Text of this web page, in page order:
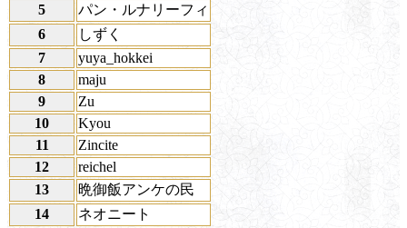
5
パン・ルナリーフィ
6
しずく
7
yuya_hokkei
8
maju
9
Zu
10
Kyou
11
Zincite
12
reichel
13
晩御飯アンケの民
14
ネオニート